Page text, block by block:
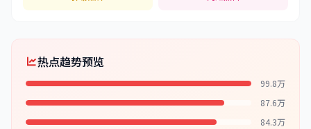
热点趋势预览
99.8万
87.6万
84.3万